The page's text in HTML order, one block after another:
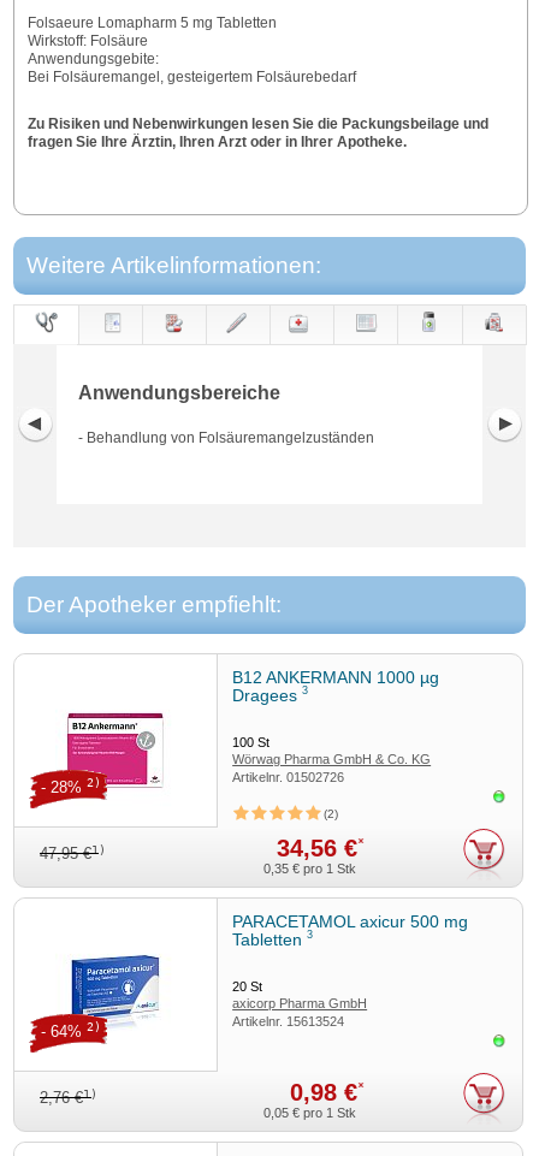
Folsaeure Lomapharm 5 mg Tabletten
Wirkstoff: Folsäure
Anwendungsgebite:
Bei Folsäuremangel, gesteigertem Folsäurebedarf
Zu Risiken und Nebenwirkungen lesen Sie die Packungsbeilage und
fragen Sie Ihre Ärztin, Ihren Arzt oder in Ihrer Apotheke.
Weitere Artikelinformationen:
Anwendungsbereiche
- Behandlung von Folsäuremangelzuständen
Der Apotheker empfiehlt:
B12 ANKERMANN 1000 µg
Dragees3
100St
Wörwag Pharma GmbH & Co. KG
Artikelnr.01502726
2
47,95 €1) 34,56 €*
- 28% 2)
0,35 € pro 1 Stk
PARACETAMOL axicur 500 mg
Tabletten3
20St
axicorp Pharma GmbH
Artikelnr. 15613524
2,76 €1) 0,98 €*
- 64% 2)
0,05 € pro 1 Stk